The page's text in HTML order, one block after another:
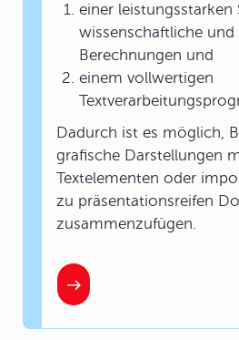
einer leistungsstarken
wissenschaftliche
Berechnungen und
einem vollwertigen
Dadurch ist es möglich,
grafische Darstellungen
Textelementen oder
zu präsentationsreifen
zusammenzufügen.